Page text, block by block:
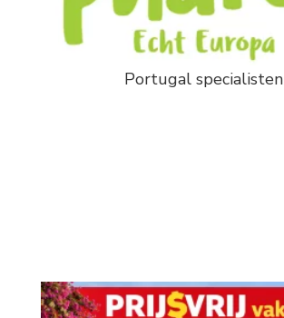
Portugal specialisten